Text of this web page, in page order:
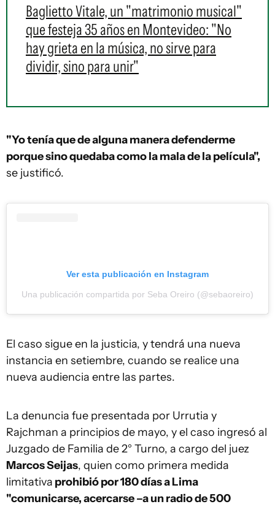
Baglietto Vitale, un "matrimonio musical"
que festeja 35 años en Montevideo: "No
hay grieta en la música, no sirve para
dividir, sino para unir"
"Yo tenía que de alguna manera defenderme
porque sino quedaba como la mala de la película",
se justificó.
Ver esta publicación en Instagram
Una publicación compartida por Seba Oreiro (@sebaoreiro)
El caso sigue en la justicia, y tendrá una nueva
instancia en setiembre, cuando se realice una
nueva audiencia entre las partes.
La denuncia fue presentada por Urrutia y
Rajchman a principios de mayo, y el caso ingresó al
Juzgado de Familia de 2° Turno, a cargo del juez
Marcos Seijas, quien como primera medida
limitativa prohibió por 180 días a Lima
"comunicarse, acercarse –a un radio de 500